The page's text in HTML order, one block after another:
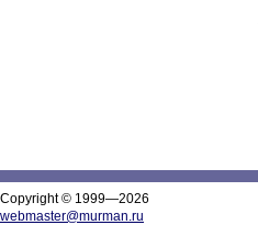
Copyright © 1999—2026
webmaster@murman.ru